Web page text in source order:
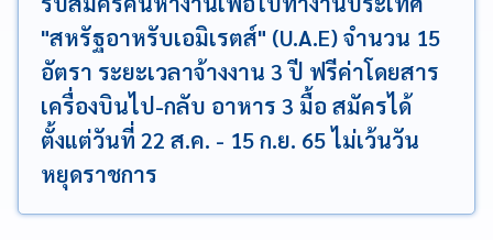
"สหรัฐอาหรับเอมิเรตส์" (U.A.E) จำนวน 15
อัตรา ระยะเวลาจ้างงาน 3 ปี ฟรีค่าโดยสาร
เครื่องบินไป-กลับ อาหาร 3 มื้อ สมัครได้
ตั้งแต่วันที่ 22 ส.ค. - 15 ก.ย. 65 ไม่เว้นวัน
หยุดราชการ